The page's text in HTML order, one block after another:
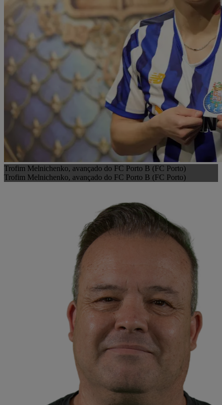
Trofim Melnichenko, avançado do FC Porto B (FC Porto)
Trofim Melnichenko, avançado do FC Porto B (FC Porto)